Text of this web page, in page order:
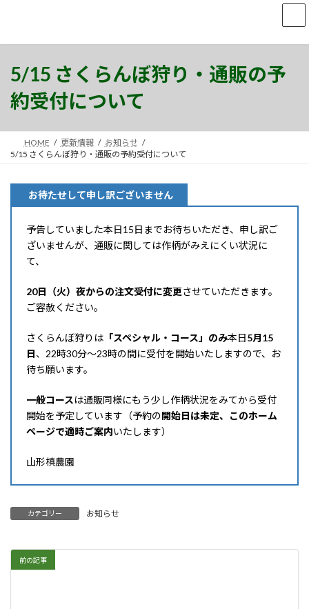
ン
プ
ー
動
5/15 さくらんぼ狩り・通販の予
約受付について
HOME 更新情報
お知らせ
5/15 さくらんぼ狩り・通販の予約受付について
お待たせして申し訳ございません
予告していました本日15日までお待ちいただき、申し訳ご
ざいませんが、通販に関しては作柄がみえにくい状況に
て、
20日（火）夜からの注文受付に変更させていただきます。
ご容赦ください。
さくらんぼ狩りは 「スペシャル・コース」のみ本日5月15
日、22時30分～23時の間に受付を開始いたしますので、お
待ち願います。
一般コースは通販同様にもう少し作柄状況をみてから受付
開始を予定しています（予約の開始日は未定、このホーム
ページで適時ご案内いたします）
山形槙農園
カテゴリー お知らせ
前の記事